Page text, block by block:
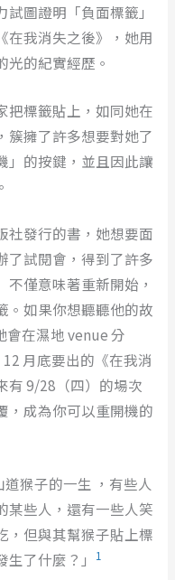
圖證明「負面標籤」
在我消失之後》，她用
光的紀實經歷。
把標籤貼上，如同她在
簇擁了許多想要對她了
」的按鍵，並且因此讓
社發行的書，她想要面
了試閱會，得到了許多
不僅意味著重新開始，
。如果你想聽聽他的故
會在濕地 venue 分
月底要出的《在我消
有 9/28（四）的場次
，成為你可以重開機的
猴子的一生 ，有些人
某些人，還有一些人笑
，但與其幫猴子貼上標
了什麼？」
1